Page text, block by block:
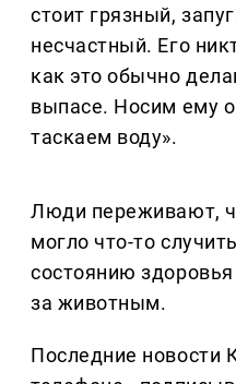
стоит грязный,
несчастный. Его
как это обычно
выпасе. Носим ему
таскаем воду».
Люди переживают,
могло что-то
состоянию
за животным.
Последние новости